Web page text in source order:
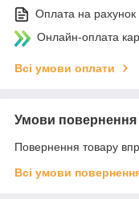
Оплата на рахунок
Онлайн-оплата
Всі умови оплати
Умови повернення
Повернення товару
Всі умови